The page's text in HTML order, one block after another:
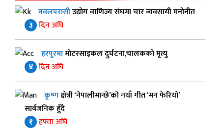
नवलपरासीउद्योग वाणिज्य संघमा चार व्यवसायी मनोनीत
३ दिन अघि
हरपुरमामोटरसाइकल दुर्घटना,चालकको मृत्यु
४ दिन अघि
कृष्णक्षेत्री ‘नेपालीमान्छे’को नयाँ गीत ‘मन फेरियो’
सार्वजनिक हुँदै
१ हफ्ता अघि